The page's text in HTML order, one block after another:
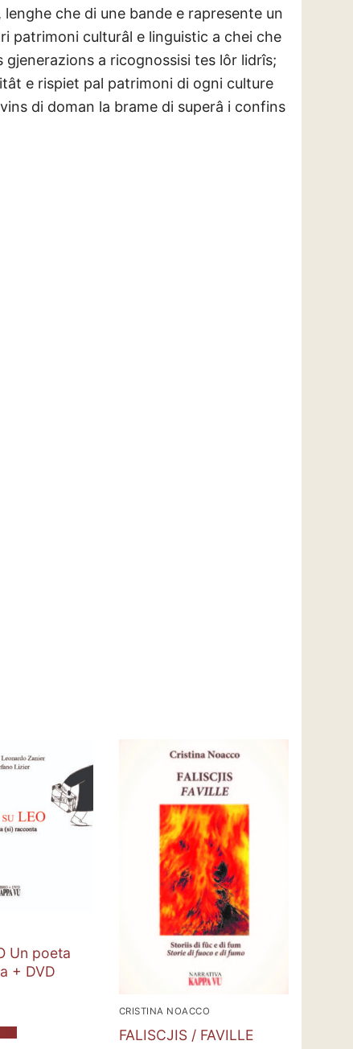
che di une bande e rapresente un
patrimoni culturâl e linguistic a chei che
a ricognossisi tes lôr lidrîs;
e rispiet pal patrimoni di ogni culture
di doman la brame di superâ i confins
Un poeta
+ DVD
CRISTINA NOACCO
FALISCJIS / FAVILLE